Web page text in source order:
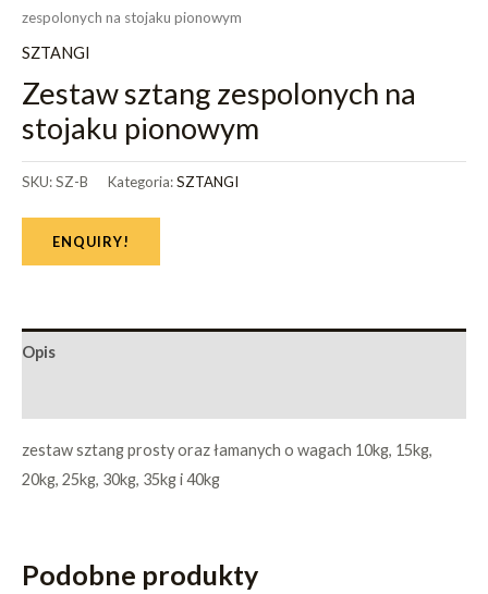
zespolonych na stojaku pionowym
SZTANGI
Zestaw sztang zespolonych na
stojaku pionowym
SKU:SZ-B Kategoria:SZTANGI
ENQUIRY!
Opis
zestaw sztang prosty oraz łamanych o wagach 10kg, 15kg,
20kg, 25kg, 30kg, 35kg i 40kg
Podobne produkty